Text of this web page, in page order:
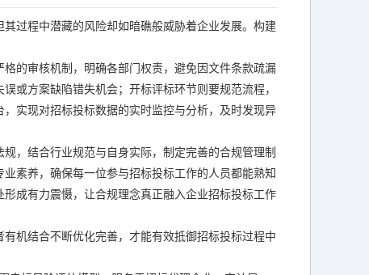
过程中潜藏的风险却如暗礁般威胁着企业发展。构建
的审核机制，明确各部门权责，避免因文件条款疏漏
或方案缺陷错失机会；开标评标环节则要规范流程，
实现对招标投标数据的实时监控与分析，及时发现异
，结合行业规范与自身实际，制定完善的合规管理制
素养，确保每一位参与招标投标工作的人员都能熟知
成有力震慑，让合规理念真正融入企业招标投标工作
机结合不断优化完善，才能有效抵御招标投标过程中